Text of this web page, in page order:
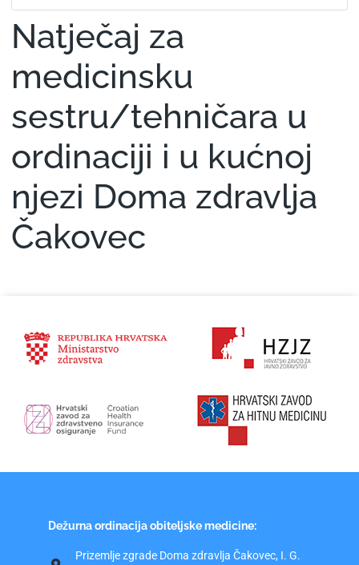
Natječaj za
medicinsku
sestru/tehničara u
ordinaciji i u kućnoj
njezi Doma zdravlja
Čakovec
Dežurna ordinacija obiteljske medicine:
Prizemlje zgrade Doma zdravlja Čakovec, I. G.